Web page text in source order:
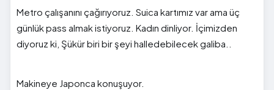
Metro çalışanını çağırıyoruz. Suica kartımız var ama üç
günlük pass almak istiyoruz. Kadın dinliyor. İçimizden
diyoruz ki, Şükür biri bir şeyi halledebilecek galiba..
Makineye Japonca konuşuyor.